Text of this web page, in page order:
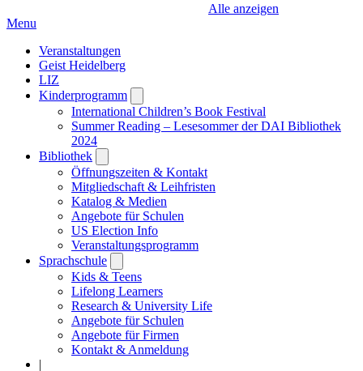
Alle anzeigen
Menu
Veranstaltungen
Geist Heidelberg
LIZ
Kinderprogramm
submenu
International Children’s Book Festival
Summer Reading – Lesesommer der DAI Bibliothek
2024
Bibliothek
submenu
Öffnungszeiten & Kontakt
Mitgliedschaft & Leihfristen
Katalog & Medien
Angebote für Schulen
US Election Info
Veranstaltungsprogramm
Sprachschule
submenu
Kids & Teens
Lifelong Learners
Research & University Life
Angebote für Schulen
Angebote für Firmen
Kontakt & Anmeldung
|